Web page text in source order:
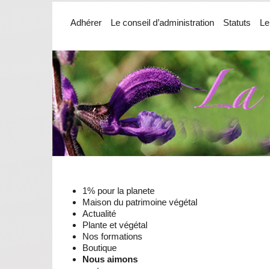
Adhérer Le conseil d’administration Statuts
1% pour la planete
Maison du patrimoine végétal
Actualité
Plante et végétal
Nos formations
Boutique
Nous aimons